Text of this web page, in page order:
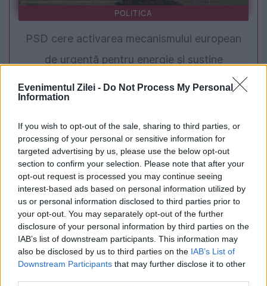
Evenimentul Zilei - Do Not Process My Personal
Information
If you wish to opt-out of the sale, sharing to third parties, or
processing of your personal or sensitive information for
targeted advertising by us, please use the below opt-out
section to confirm your selection. Please note that after your
opt-out request is processed you may continue seeing
interest-based ads based on personal information utilized by
us or personal information disclosed to third parties prior to
your opt-out. You may separately opt-out of the further
disclosure of your personal information by third parties on the
IAB’s list of downstream participants. This information may
also be disclosed by us to third parties on the IAB’s List of
Downstream Participants that may further disclose it to other
POLITICA
PSD cere activarea mecanismului european
de urgență pentru energie și susține
menținerea centralelor pe cărbune. Critici la
INTERNATIONAL